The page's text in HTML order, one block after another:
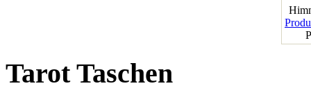
Tarot Taschen